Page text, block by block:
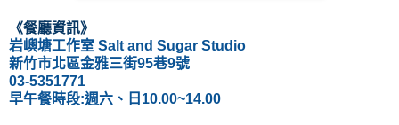
《餐廳資訊》
岩嶼塘工作室 Salt and Sugar Studio
新竹市北區金雅三街95巷9號
03-5351771
早午餐時段:週六、日10.00~14.00